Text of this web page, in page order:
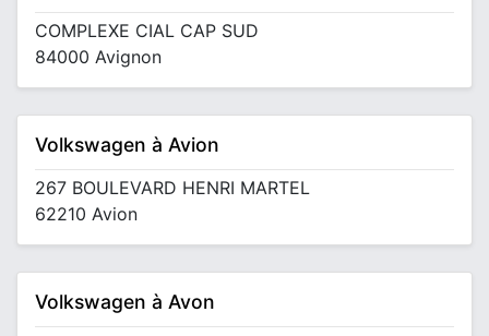
COMPLEXE CIAL CAP SUD
84000 Avignon
Volkswagen à Avion
267 BOULEVARD HENRI MARTEL
62210 Avion
Volkswagen à Avon